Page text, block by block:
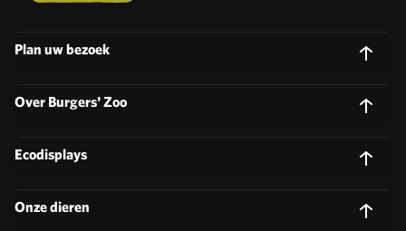
Plan uw bezoek
Over Burgers' Zoo
Ecodisplays
Onze dieren